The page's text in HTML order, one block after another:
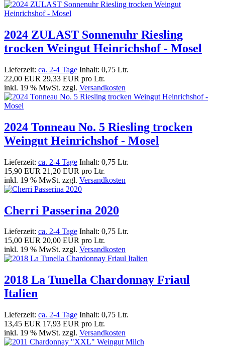
2024 ZULAST Sonnenuhr Riesling
trocken Weingut Heinrichshof - Mosel
Lieferzeit: ca. 2-4 Tage Inhalt: 0,75 Ltr.
22,00 EUR 29,33 EUR pro Ltr.
inkl. 19 % MwSt. zzgl. Versandkosten
2024 Tonneau No. 5 Riesling trocken
Weingut Heinrichshof - Mosel
Lieferzeit: ca. 2-4 Tage Inhalt: 0,75 Ltr.
15,90 EUR 21,20 EUR pro Ltr.
inkl. 19 % MwSt. zzgl. Versandkosten
Cherri Passerina 2020
Lieferzeit: ca. 2-4 Tage Inhalt: 0,75 Ltr.
15,00 EUR 20,00 EUR pro Ltr.
inkl. 19 % MwSt. zzgl. Versandkosten
2018 La Tunella Chardonnay Friaul
Italien
Lieferzeit: ca. 2-4 Tage Inhalt: 0,75 Ltr.
13,45 EUR 17,93 EUR pro Ltr.
inkl. 19 % MwSt. zzgl. Versandkosten